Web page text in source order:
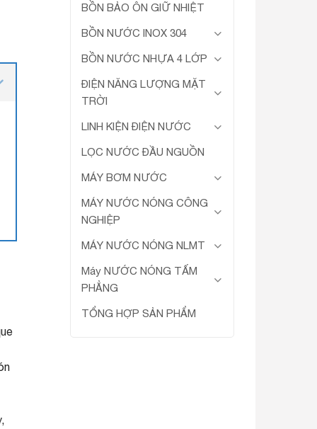
BỒN BẢO ÔN GIỮ NHIỆT
BỒN NƯỚC INOX 304
BỒN NƯỚC NHỰA 4 LỚP
ĐIỆN NĂNG LƯỢNG MẶT
TRỜI
LINH KIỆN ĐIỆN NƯỚC
LỌC NƯỚC ĐẦU NGUỒN
MÁY BƠM NƯỚC
MÁY NƯỚC NÓNG CÔNG
NGHIỆP
MÁY NƯỚC NÓNG NLMT
Máy NƯỚC NÓNG TẤM
PHẲNG
TỔNG HỢP SẢN PHẨM